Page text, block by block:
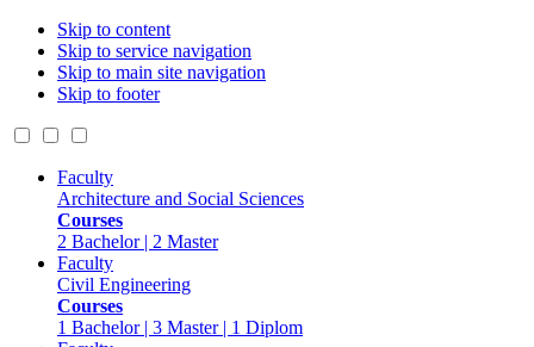
Skip to content
Skip to service navigation
Skip to main site navigation
Skip to footer
Faculty
Architecture and Social Sciences
Courses
2 Bachelor | 2 Master
Faculty
Civil Engineering
Courses
1 Bachelor | 3 Master | 1 Diplom